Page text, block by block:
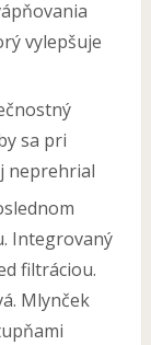
vylepšuje
sa pri
neprehrial
Integrovaný
filtráciou.
Mlynček